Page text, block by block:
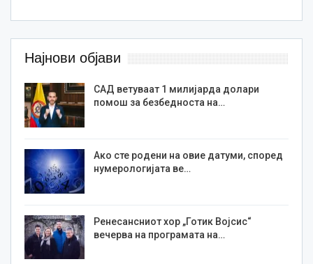
Најнови објави
САД ветуваат 1 милијарда долари
помош за безбедноста на…
Ако сте родени на овие датуми, според
нумерологијата ве…
Ренесансниот хор „Готик Војсис“
вечерва на програмата на…